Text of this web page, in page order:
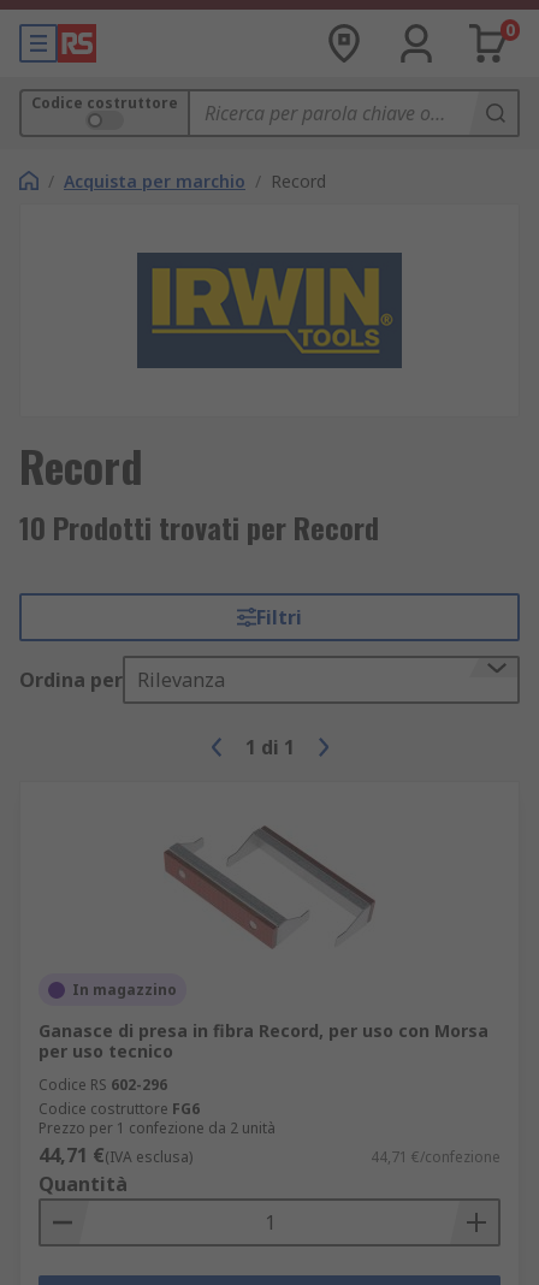
0
Codice costruttore
/ Acquista per marchio / Record
Record
10 Prodotti trovati per Record
Filtri
Ordina per Rilevanza
1 di 1
In magazzino
Ganasce di presa in fibra Record, per uso con Morsa
per uso tecnico
Codice RS 602-296
Codice costruttore FG6
Prezzo per 1 confezione da 2 unità
44,71 €(IVA esclusa) 44,71 €/confezione
Quantità